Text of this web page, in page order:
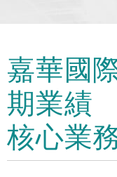
嘉華國
期業績
核心業